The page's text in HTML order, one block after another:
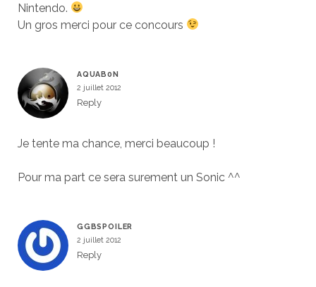
Nintendo.
Un gros merci pour ce concours
AQUAB0N
2 juillet 2012
Reply
Je tente ma chance, merci beaucoup !
Pour ma part ce sera surement un Sonic ^^
GGBSPOILER
2 juillet 2012
Reply